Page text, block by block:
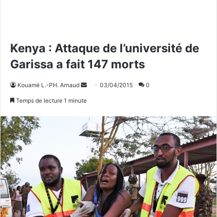
Kenya : Attaque de l’université de
Garissa a fait 147 morts
Kouamé L.-PH. Arnaud
o
y
u
n
c
o
u
03/04/2015 0
Temps de lecture 1 minute